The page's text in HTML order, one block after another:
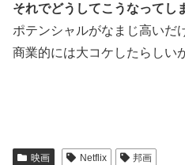
それでどうしてこうなってし
ポテンシャルがなまじ高いだ
商業的には大コケしたらしい
映画 Netflix 邦画